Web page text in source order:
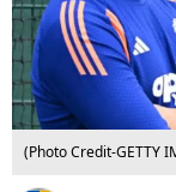
(Photo Credit-GETTY